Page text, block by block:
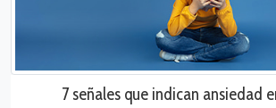
7 señales que indican ansiedad